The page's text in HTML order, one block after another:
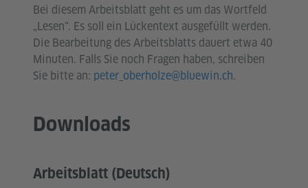
Bei diesem Arbeitsblatt geht es um das Wortfeld
„Lesen“. Es soll ein Lückentext ausgefüllt werden.
Die Bearbeitung des Arbeitsblatts dauert etwa 40
Minuten. Falls Sie noch Fragen haben, schreiben
Sie bitte an: peter_oberholze@bluewin.ch.
Downloads
Arbeitsblatt (Deutsch)